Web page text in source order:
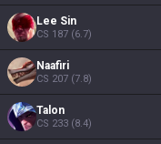
Lee Sin
CS 187 (6.7)
Naafiri
CS 207 (7.8)
Talon
CS 233 (8.4)